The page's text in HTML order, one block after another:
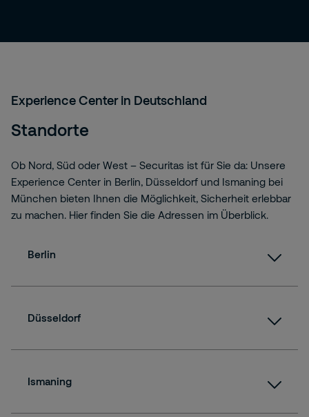
Experience Center in Deutschland
Standorte
Ob Nord, Süd oder West – Securitas ist für Sie da: Unsere
Experience Center in Berlin, Düsseldorf und Ismaning bei
München bieten Ihnen die Möglichkeit, Sicherheit erlebbar
zu machen. Hier finden Sie die Adressen im Überblick.
Berlin
Düsseldorf
Ismaning